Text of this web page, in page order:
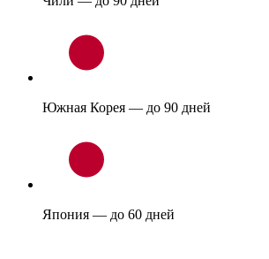
Южная Корея — до 90 дней
Япония — до 60 дней